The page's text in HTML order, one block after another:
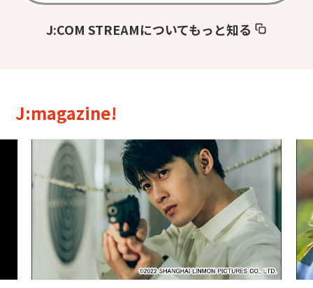
J:COM STREAMについてもっと知る
J:magazine!